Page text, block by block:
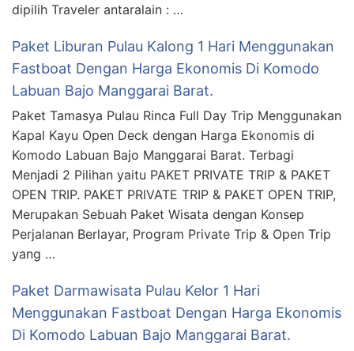
dipilih Traveler antaralain : …
Paket Liburan Pulau Kalong 1 Hari Menggunakan
Fastboat Dengan Harga Ekonomis Di Komodo
Labuan Bajo Manggarai Barat.
Paket Tamasya Pulau Rinca Full Day Trip Menggunakan
Kapal Kayu Open Deck dengan Harga Ekonomis di
Komodo Labuan Bajo Manggarai Barat. Terbagi
Menjadi 2 Pilihan yaitu PAKET PRIVATE TRIP & PAKET
OPEN TRIP. PAKET PRIVATE TRIP & PAKET OPEN TRIP,
Merupakan Sebuah Paket Wisata dengan Konsep
Perjalanan Berlayar, Program Private Trip & Open Trip
yang …
Paket Darmawisata Pulau Kelor 1 Hari
Menggunakan Fastboat Dengan Harga Ekonomis
Di Komodo Labuan Bajo Manggarai Barat.